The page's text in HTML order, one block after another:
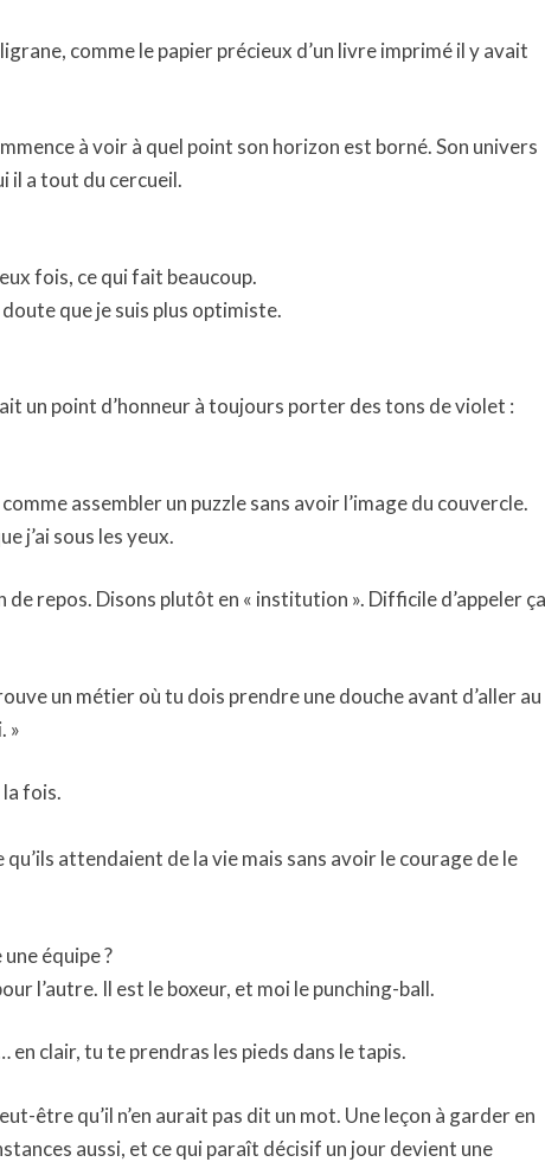
comme le papier précieux d’un livre imprimé il y avait
à voir à quel point son horizon est borné. Son univers
il a tout du cercueil.
fois, ce qui fait beaucoup.
que je suis plus optimiste.
un point d’honneur à toujours porter des tons de violet :
assembler un puzzle sans avoir l’image du couvercle.
j’ai sous les yeux.
de repos. Disons plutôt en « institution ». Difficile d’appeler ça
un métier où tu dois prendre une douche avant d’aller au
»
fois.
attendaient de la vie mais sans avoir le courage de le
équipe ?
l’autre. Il est le boxeur, et moi le punching-ball.
clair, tu te prendras les pieds dans le tapis.
être qu’il n’en aurait pas dit un mot. Une leçon à garder en
aussi, et ce qui paraît décisif un jour devient une